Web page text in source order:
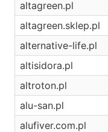
altagreen.pl
altagreen.sklep.pl
alternative-life.pl
altisidora.pl
altroton.pl
alu-san.pl
alufiver.com.pl